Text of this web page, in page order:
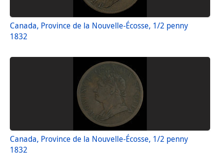
Canada, Province de la Nouvelle-Écosse, 1/2 penny
1832
Canada, Province de la Nouvelle-Écosse, 1/2 penny
1832